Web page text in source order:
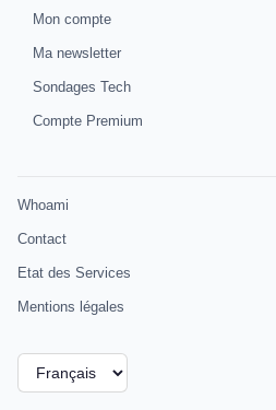
Mon compte
Ma newsletter
Sondages Tech
Compte Premium
Whoami
Contact
Etat des Services
Mentions légales
Choisir
une